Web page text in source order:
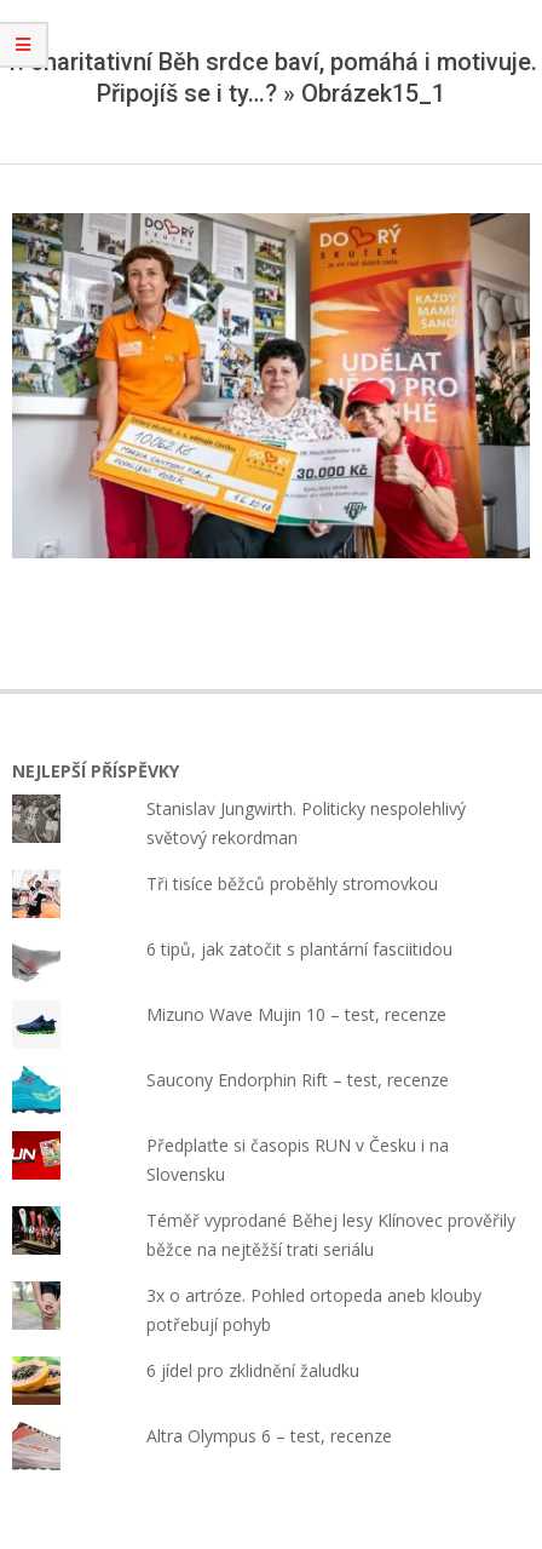
1. charitativní Běh srdce baví, pomáhá i motivuje.
Připojíš se i ty…? » Obrázek15_1
NEJLEPŠÍ PŘÍSPĚVKY
Stanislav Jungwirth. Politicky nespolehlivý
světový rekordman
Tři tisíce běžců proběhly stromovkou
6 tipů, jak zatočit s plantární fasciitidou
Mizuno Wave Mujin 10 – test, recenze
Saucony Endorphin Rift – test, recenze
Předplaťte si časopis RUN v Česku i na
Slovensku
Téměř vyprodané Běhej lesy Klínovec prověřily
běžce na nejtěžší trati seriálu
3x o artróze. Pohled ortopeda aneb klouby
potřebují pohyb
6 jídel pro zklidnění žaludku
Altra Olympus 6 – test, recenze